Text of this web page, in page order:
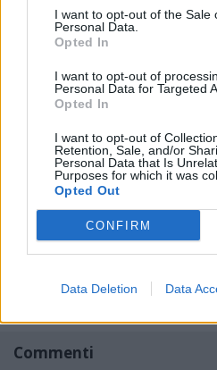
I want to opt-out of the Sale
Personal Data.
Opted In
I want to opt-out of
Personal Data for Targeted
Opted In
I want to opt-out of
Retention, Sale, and/or
Personal Data that Is
Purposes for which it was
Opted Out
CONFIRM
Data Deletion Data
ALTRE
Il
Commenti